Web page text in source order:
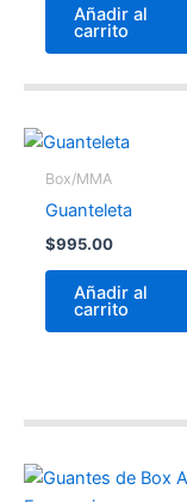
Añadir al
carrito
Box/MMA
Guanteleta
$995.00
Añadir al
carrito